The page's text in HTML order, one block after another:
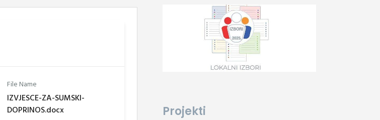
File Name
IZVJESCE-ZA-SUMSKI-
DOPRINOS.docx
Projekti